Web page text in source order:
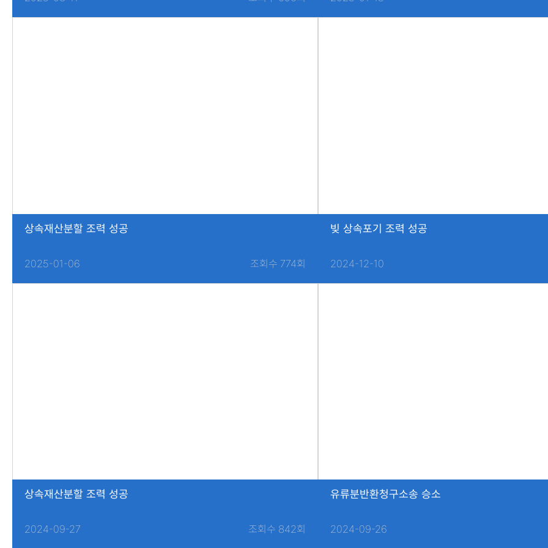
상속재산분할 조력 성공
2025-01-06 조회수 774회
빚 상속포기 조력 성공
2024-12-10
상속재산분할 조력 성공
2024-09-27 조회수 842회
유류분반환청구소송 승소
2024-09-26